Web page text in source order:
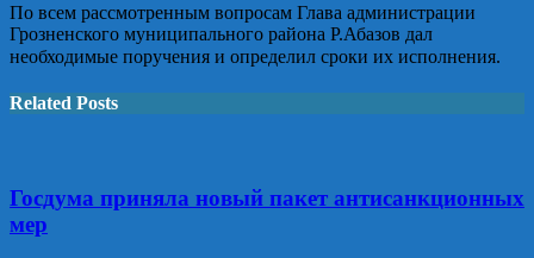
По всем рассмотренным вопросам Глава администрации
Грозненского муниципального района Р.Абазов дал
необходимые поручения и определил сроки их исполнения.⁣⁣⠀
Related Posts
Госдума приняла новый пакет антисанкционных
мер